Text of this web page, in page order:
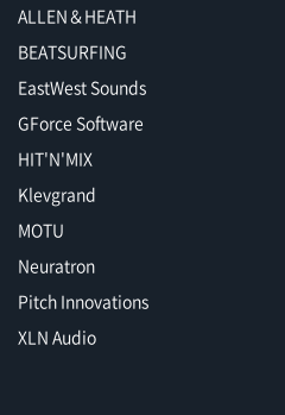
ALLEN＆HEATH
BEATSURFING
EastWest Sounds
GForce Software
HIT'N'MIX
Klevgrand
MOTU
Neuratron
Pitch Innovations
XLN Audio